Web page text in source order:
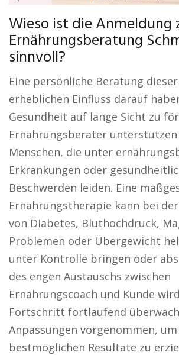
Wieso ist die Anmeldung
Ernährungsberatung
sinnvoll?
Eine persönliche Beratung
erheblichen Einfluss darauf
Gesundheit auf lange Sicht zu
Ernährungsberater
Menschen, die unter
Erkrankungen oder
Beschwerden leiden. Eine
Ernährungstherapie kann bei
von Diabetes, Bluthochdruck,
Problemen oder Übergewicht
unter Kontrolle bringen oder
des engen Austauschs zwischen
Ernährungscoach und Kunde
Fortschritt fortlaufend
Anpassungen vorgenommen,
bestmöglichen Resultate zu